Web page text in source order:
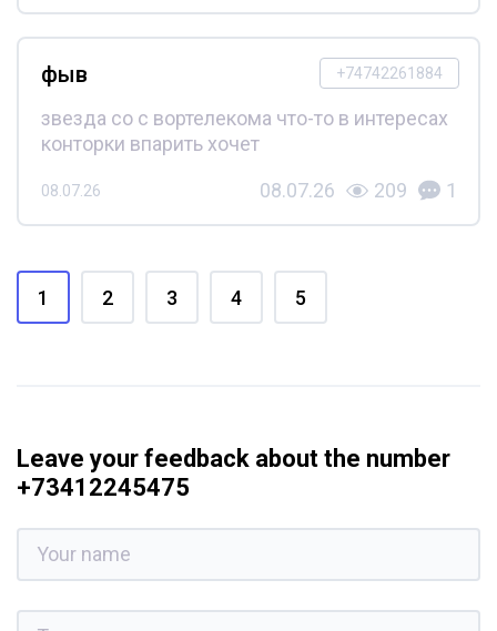
+74742261884
фыв
звезда со с вортелекома что-то в интересах
конторки впарить хочет
08.07.26 08.07.26 209 1
1 2 3 4 5
Leave your feedback about the number
+73412245475